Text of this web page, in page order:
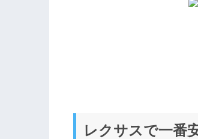
レクサスで一番